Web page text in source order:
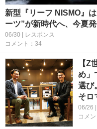
新型『リーフ NISMO』
ーツ”が新時代へ、今夏
06/30 | レスポンス
コメント：34
【Z
め」
選び
そロ
06/26
コメ